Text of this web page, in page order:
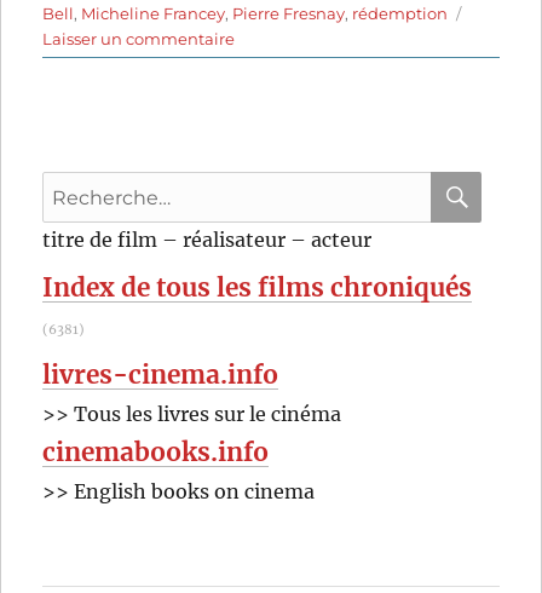
Bell, Micheline Francey, Pierre Fresnay, rédemption
Laisser un commentairesur
La
Recherche
pour
:
titre de film – réalisateur – acteur
Index de tous les films chroniqués
(6381)
livres-cinema.info
>> Tous les livres sur le cinéma
cinemabooks.info
>> English books on cinema